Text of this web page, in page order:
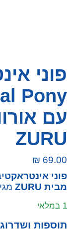
Pony
עם
ZURU
₪ 69.00
מבית ZURU
דרכי משחק.
בתפוח, להוסיף
ותנועה. מתאים לילדים
1 במלאי
תוספות